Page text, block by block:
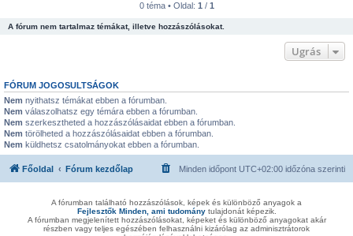
0 téma • Oldal: 1 / 1
A fórum nem tartalmaz témákat, illetve hozzászólásokat.
Ugrás
FÓRUM JOGOSULTSÁGOK
Nem nyithatsz témákat ebben a fórumban.
Nem válaszolhatsz egy témára ebben a fórumban.
Nem szerkesztheted a hozzászólásaidat ebben a fórumban.
Nem törölheted a hozzászólásaidat ebben a fórumban.
Nem küldhetsz csatolmányokat ebben a fórumban.
Főoldal Fórum kezdőlap Minden időpont UTC+02:00 időzóna szerinti
A fórumban található hozzászólások, képek és különböző anyagok a
Fejlesztők Minden, ami tudománytulajdonát képezik.
A fórumban megjelenített hozzászólásokat, képeket és különböző anyagokat akár
részben vagy teljes egészében felhasználni kizárólag az adminisztrátorok